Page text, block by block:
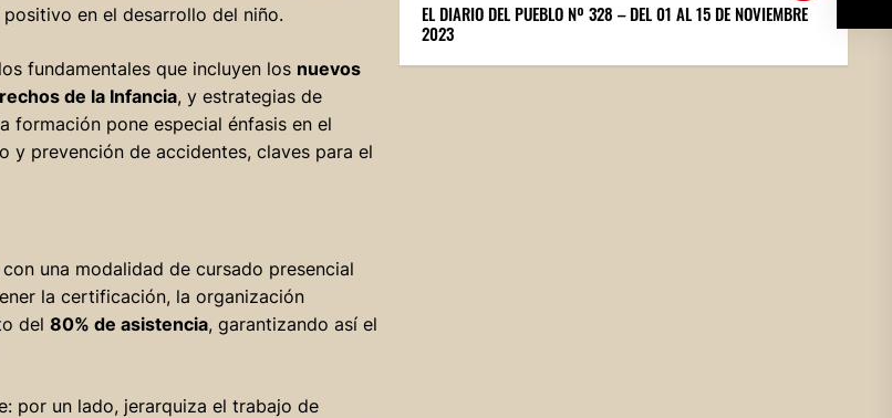
en el desarrollo del niño.
fundamentales que incluyen los nuevos
de la Infancia, y estrategias de
formación pone especial énfasis en el
prevención de accidentes, claves para el
con una modalidad de cursado presencial
la certificación, la organización
del 80% de asistencia, garantizando así el
por un lado, jerarquiza el trabajo de
EL DIARIO DEL PUEBLO Nº 328 – DEL 01 AL 15 DE NOVIEMBRE
2023